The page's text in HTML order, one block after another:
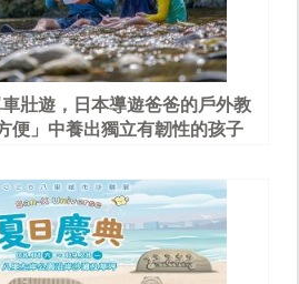
壯遊，日本導遊爸爸的戶外教
便」中養出獨立有韌性的孩子